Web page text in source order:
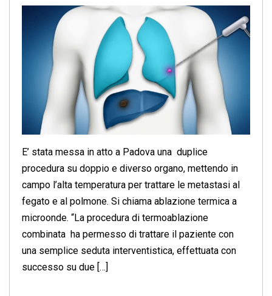
E’ stata messa in atto a Padova una duplice
procedura su doppio e diverso organo, mettendo in
campo l’alta temperatura per trattare le metastasi al
fegato e al polmone. Si chiama ablazione termica a
microonde. “La procedura di termoablazione
combinata ha permesso di trattare il paziente con
una semplice seduta interventistica, effettuata con
successo su due […]